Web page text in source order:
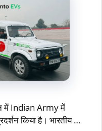
में Indian Army में
किया है। भारतीय …